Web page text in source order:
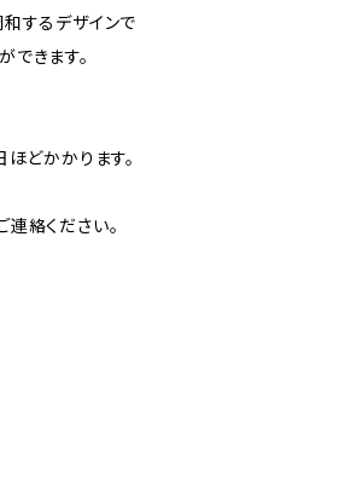
和するデザインで
できます。
どかかります。
絡ください。